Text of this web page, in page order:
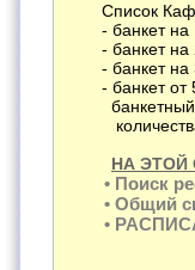
Список
- банкет на
- банкет на
- банкет на
- банкет
НА ЭТОЙ
• Поиск
• Общий
•